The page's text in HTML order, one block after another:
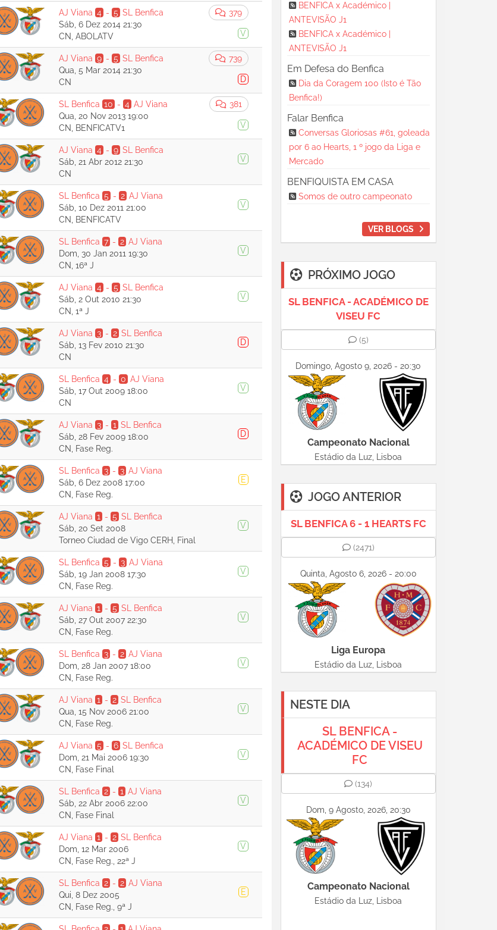
379
V
AJ Viana 4- 5 SL Benfica
Sáb, 6 Dez 2014 21:30
CN, ABOLATV
739
D
AJ Viana 9- 5 SL Benfica
Qua, 5 Mar 2014 21:30
CN
381
V
SL Benfica 10 - 4 AJ Viana
Qua, 20 Nov 2013 19:00
CN, BENFICATV1
V
AJ Viana 4- 9 SL Benfica
Sáb, 21 Abr 2012 21:30
CN
V
SL Benfica 5 - 2 AJ Viana
Sáb, 10 Dez 2011 21:00
CN, BENFICATV
V
SL Benfica 7- 2 AJ Viana
Dom, 30 Jan 2011 19:30
CN, 16ª J
V
AJ Viana 4- 5 SL Benfica
Sáb, 2 Out 2010 21:30
CN, 1ª J
D
AJ Viana 3- 2 SL Benfica
Sáb, 13 Fev 2010 21:30
CN
V
SL Benfica 4- 0 AJ Viana
Sáb, 17 Out 2009 18:00
CN
D
AJ Viana 3- 1 SL Benfica
Sáb, 28 Fev 2009 18:00
CN, Fase Reg.
E
SL Benfica 3- 3 AJ Viana
Sáb, 6 Dez 2008 17:00
CN, Fase Reg.
V
AJ Viana 1 - 5 SL Benfica
Sáb, 20 Set 2008
Torneo Ciudad de Vigo CERH, Final
V
SL Benfica 5 - 3 AJ Viana
Sáb, 19 Jan 2008 17:30
CN, Fase Reg.
V
AJ Viana 1 - 5 SL Benfica
Sáb, 27 Out 2007 22:30
CN, Fase Reg.
V
SL Benfica 3- 2 AJ Viana
Dom, 28 Jan 2007 18:00
CN, Fase Reg.
V
AJ Viana 1 - 2 SL Benfica
Qua, 15 Nov 2006 21:00
CN, Fase Reg.
V
AJ Viana 5 - 6 SL Benfica
Dom, 21 Mai 2006 19:30
CN, Fase Final
V
SL Benfica 2- 1 AJ Viana
Sáb, 22 Abr 2006 22:00
CN, Fase Final
V
AJ Viana 1 - 2 SL Benfica
Dom, 12 Mar 2006
CN, Fase Reg., 22ª J
E
SL Benfica 2- 2 AJ Viana
Qui, 8 Dez 2005
CN, Fase Reg., 9ª J
BENFICA x Académico |
ANTEVISÃO J1
BENFICA x Académico |
ANTEVISÃO J1
Em Defesa do Benfica
Dia da Coragem 100 (Isto é Tão
Benfica!)
Falar Benfica
Conversas Gloriosas #61, goleada
por 6 ao Hearts, 1 º jogo da Liga e
Mercado
BENFIQUISTA EM CASA
Somos de outro campeonato
VER BLOGS
PRÓXIMO JOGO
SL BENFICA - ACADÉMICO DE
VISEU FC
(5)
Domingo, Agosto 9, 2026 - 20:30
Campeonato Nacional
Estádio da Luz, Lisboa
JOGO ANTERIOR
SL BENFICA 6 - 1 HEARTS FC
(2471)
Quinta, Agosto 6, 2026 - 20:00
Liga Europa
Estádio da Luz, Lisboa
NESTE DIA
SL BENFICA -
ACADÉMICO DE VISEU
FC
(134)
Dom, 9 Agosto, 2026, 20:30
Campeonato Nacional
Estádio da Luz, Lisboa